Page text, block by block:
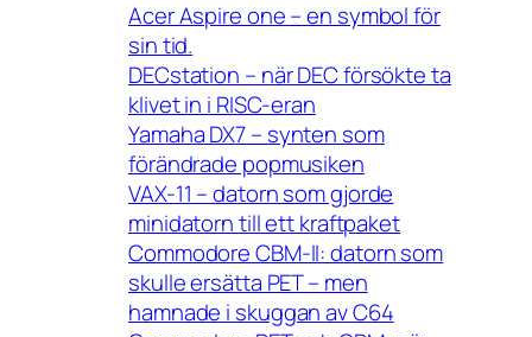
Acer Aspire one – en symbol för
sin tid.
DECstation – när DEC försökte ta
klivet in i RISC-eran
Yamaha DX7 – synten som
förändrade popmusiken
VAX-11 – datorn som gjorde
minidatorn till ett kraftpaket
Commodore CBM-II: datorn som
skulle ersätta PET – men
hamnade i skuggan av C64